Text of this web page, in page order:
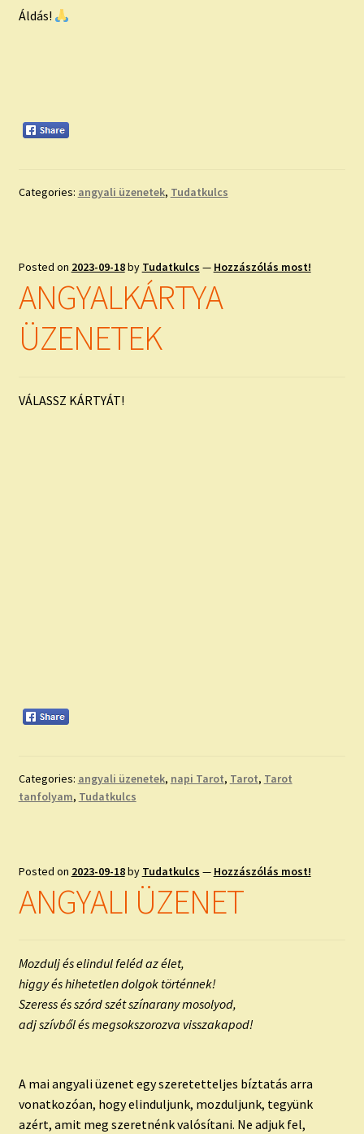
Áldás!
Categories: angyali üzenetek, Tudatkulcs
Posted on 2023-09-18by Tudatkulcs — Hozzászólás most!
ANGYALKÁRTYA
ÜZENETEK
VÁLASSZ KÁRTYÁT!
Categories: angyali üzenetek, napi Tarot, Tarot, Tarot
tanfolyam, Tudatkulcs
Posted on 2023-09-18by Tudatkulcs — Hozzászólás most!
ANGYALI ÜZENET
Mozdulj és elindul feléd az élet,
higgy és hihetetlen dolgok történnek!
Szeress és szórd szét színarany mosolyod,
adj szívből és megsokszorozva visszakapod!
A mai angyali üzenet egy szeretetteljes bíztatás arra
vonatkozóan, hogy elinduljunk, mozduljunk, tegyünk
azért, amit meg szeretnénk valósítani. Ne adjuk fel,